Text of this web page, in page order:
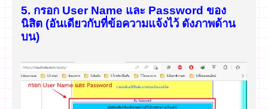
5. กรอก User Name และ Password ของ
นิสิต (อันเดียวกับที่ข้อความแจ้งไว้ ดังภาพด้าน
บน)